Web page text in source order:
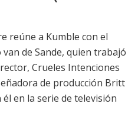
reúne a Kumble con el
de Sande, quien trabajó
Crueles Intenciones
de producción Britt
en la serie de televisión